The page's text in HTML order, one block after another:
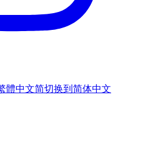
體中文简切换到简体中文